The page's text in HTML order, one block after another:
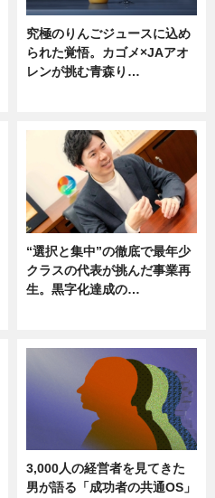
究極のりんごジュースに込め
られた覚悟。カゴメ×JAアオ
レンが挑む青森り…
“選択と集中”の徹底で最年少
クラスの代表が挑んだ事業再
生。黒字化達成の…
3,000人の経営者を見てきた
男が語る「成功者の共通OS」